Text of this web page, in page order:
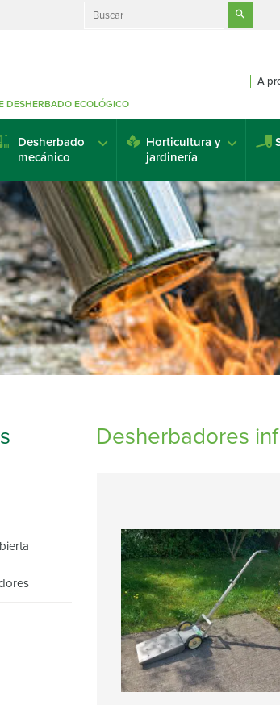
Search
DESHERBADO ECOLÓGICO
A
Desherbado
mecánico
Horticultura y
jardinería
Desherbadores